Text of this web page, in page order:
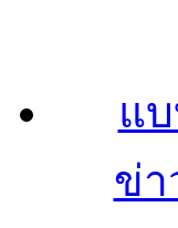
แ
ข่า